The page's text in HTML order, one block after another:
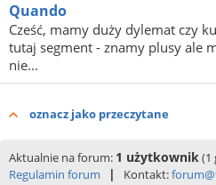
Quando
Cześć, mamy duży dylemat czy
tutaj segment - znamy plusy ale
nie...
oznacz jako przeczytane
Aktualnie na forum: 1 użytkownik(1
Regulamin forum
| Kontakt: